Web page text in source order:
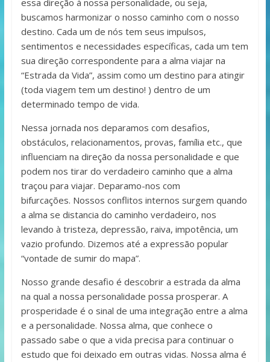
essa direção à nossa personalidade, ou seja,
buscamos harmonizar o nosso caminho com o nosso
destino. Cada um de nós tem seus impulsos,
sentimentos e necessidades específicas, cada um tem
sua direção correspondente para a alma viajar na
“Estrada da Vida”, assim como um destino para atingir
(toda viagem tem um destino! ) dentro de um
determinado tempo de vida.
Nessa jornada nos deparamos com desafios,
obstáculos, relacionamentos, provas, família etc., que
influenciam na direção da nossa personalidade e que
podem nos tirar do verdadeiro caminho que a alma
traçou para viajar. Deparamo-nos com
bifurcações. Nossos conflitos internos surgem quando
a alma se distancia do caminho verdadeiro, nos
levando à tristeza, depressão, raiva, impotência, um
vazio profundo. Dizemos até a expressão popular
“vontade de sumir do mapa”.
Nosso grande desafio é descobrir a estrada da alma
na qual a nossa personalidade possa prosperar. A
prosperidade é o sinal de uma integração entre a alma
e a personalidade. Nossa alma, que conhece o
passado sabe o que a vida precisa para continuar o
estudo que foi deixado em outras vidas. Nossa alma é